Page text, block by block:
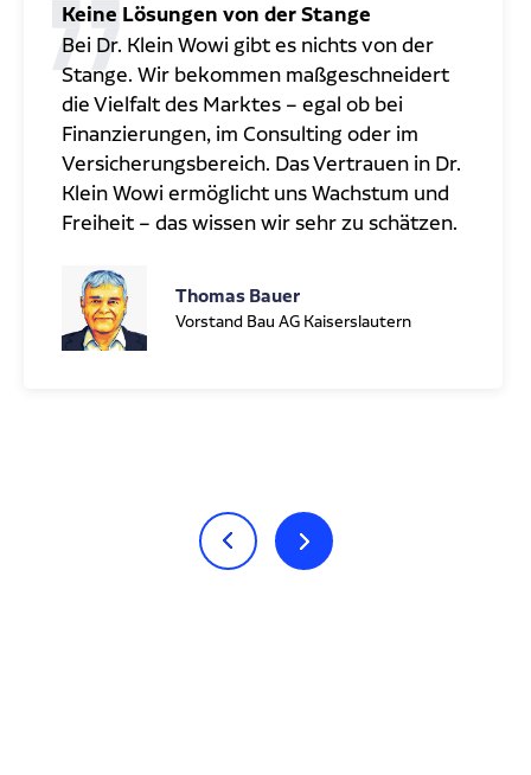
Keine Lösungen von der Stange
Bei Dr. Klein Wowi gibt es nichts von der
Stange. Wir bekommen maßgeschneidert
die Vielfalt des Marktes – egal ob bei
Finanzierungen, im Consulting oder im
Versicherungsbereich. Das Vertrauen in Dr.
Klein Wowi ermöglicht uns Wachstum und
Freiheit – das wissen wir sehr zu schätzen.
Thomas Bauer
Vorstand Bau AG Kaiserslautern